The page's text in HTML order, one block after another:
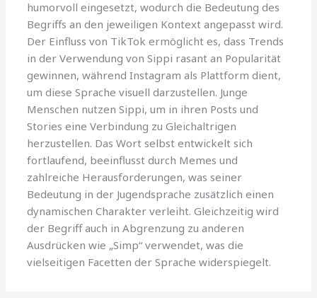
humorvoll eingesetzt, wodurch die Bedeutung des
Begriffs an den jeweiligen Kontext angepasst wird.
Der Einfluss von TikTok ermöglicht es, dass Trends
in der Verwendung von Sippi rasant an Popularität
gewinnen, während Instagram als Plattform dient,
um diese Sprache visuell darzustellen. Junge
Menschen nutzen Sippi, um in ihren Posts und
Stories eine Verbindung zu Gleichaltrigen
herzustellen. Das Wort selbst entwickelt sich
fortlaufend, beeinflusst durch Memes und
zahlreiche Herausforderungen, was seiner
Bedeutung in der Jugendsprache zusätzlich einen
dynamischen Charakter verleiht. Gleichzeitig wird
der Begriff auch in Abgrenzung zu anderen
Ausdrücken wie „Simp“ verwendet, was die
vielseitigen Facetten der Sprache widerspiegelt.